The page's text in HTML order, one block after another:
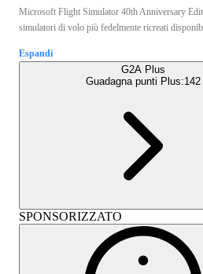
Microsoft Flight Simulator 40th Anniversary
simulatori di volo più fedelmente ricreati
Espandi
G2A Plus
Guadagna punti Plus:142
SPONSORIZZATO